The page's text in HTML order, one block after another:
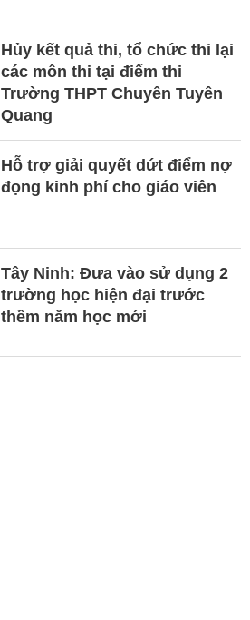
Hủy kết quả thi, tổ chức thi lại
các môn thi tại điểm thi
Trường THPT Chuyên Tuyên
Quang
Hỗ trợ giải quyết dứt điểm nợ
đọng kinh phí cho giáo viên
Tây Ninh: Đưa vào sử dụng 2
trường học hiện đại trước
thềm năm học mới